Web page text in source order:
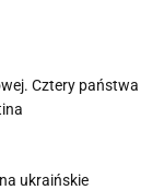
Cztery państwa
ukraińskie